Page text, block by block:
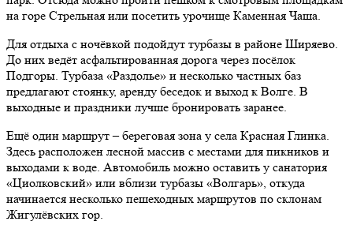
на горе Стрельная или посетить урочище Каменная Чаша.
Для отдыха с ночёвкой подойдут турбазы в районе Ширяево.
До них ведёт асфальтированная дорога через посёлок
Подгоры. Турбаза «Раздолье» и несколько частных баз
предлагают стоянку, аренду беседок и выход к Волге. В
выходные и праздники лучше бронировать заранее.
Ещё один маршрут – береговая зона у села Красная Глинка.
Здесь расположен лесной массив с местами для пикников и
выходами к воде. Автомобиль можно оставить у санатория
«Циолковский» или вблизи турбазы «Волгарь», откуда
начинается несколько пешеходных маршрутов по склонам
Жигулёвских гор.